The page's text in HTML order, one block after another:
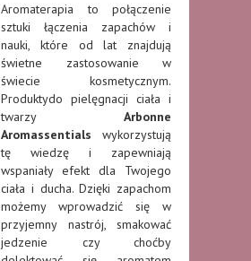
Aromaterapia to połączenie
sztuki łączenia zapachów i
nauki, które od lat znajdują
świetne zastosowanie w
świecie kosmetycznym.
Produktydo pielęgnacji ciała i
twarzy Arbonne
Aromassentials wykorzystują
tę wiedzę i zapewniają
wspaniały efekt dla Twojego
ciała i ducha. Dzięki zapachom
możemy wprowadzić się w
przyjemny nastrój, smakować
jedzenie czy choćby